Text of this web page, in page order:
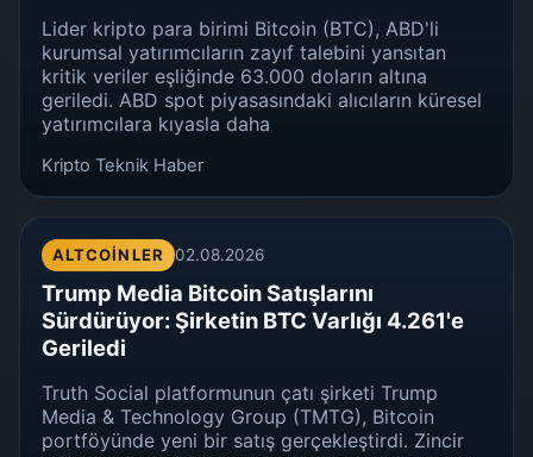
Lider kripto para birimi Bitcoin (BTC), ABD'li
kurumsal yatırımcıların zayıf talebini yansıtan
kritik veriler eşliğinde 63.000 doların altına
geriledi. ABD spot piyasasındaki alıcıların küresel
yatırımcılara kıyasla daha
Kripto Teknik Haber
ALTCOINLER 02.08.2026
Trump Media Bitcoin Satışlarını
Sürdürüyor: Şirketin BTC Varlığı 4.261'e
Geriledi
Truth Social platformunun çatı şirketi Trump
Media & Technology Group (TMTG), Bitcoin
portföyünde yeni bir satış gerçekleştirdi. Zincir